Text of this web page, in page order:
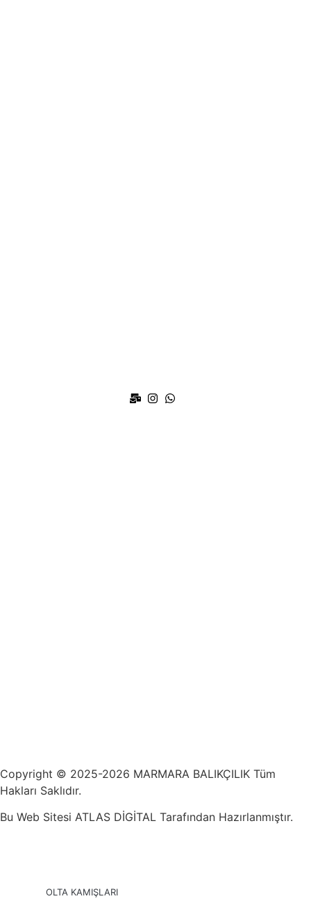
Copyright © 2025-2026 MARMARA BALIKÇILIK Tüm
Hakları Saklıdır.
Bu Web Sitesi ATLAS DİGİTAL Tarafından Hazırlanmıştır.
OLTA KAMIŞLARI